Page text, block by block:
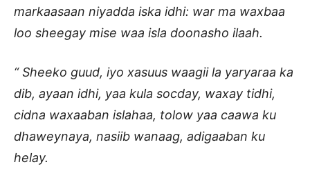
markaasaan niyadda iska idhi: war ma waxbaa
loo sheegay mise waa isla doonasho ilaah.
“ Sheeko guud, iyo xasuus waagii la yaryaraa ka
dib, ayaan idhi, yaa kula socday, waxay tidhi,
cidna waxaaban islahaa, tolow yaa caawa ku
dhaweynaya, nasiib wanaag, adigaaban ku
helay.